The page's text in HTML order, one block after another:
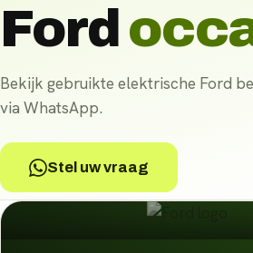
Ford
Bekijk gebruikte elektrische Ford
via WhatsApp.
Stel uw vraag
Ford